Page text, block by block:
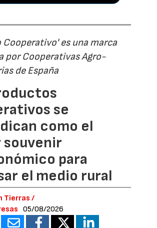
Cooperativo' es una marca
por Cooperativas Agro-
de España
se
como el
souvenir
para
el medio rural
Tierras /
05/08/2026